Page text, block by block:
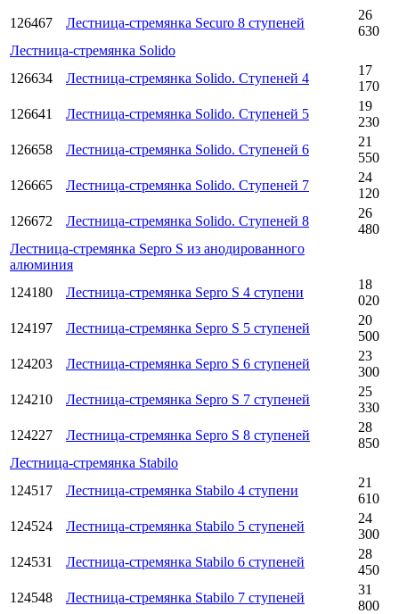
126467
Лестница-стремянка Securo 8 ступеней
26
630
Лестница-стремянка Solido
126634
Лестница-стремянка Solido. Ступеней 4
17
170
126641
Лестница-стремянка Solido. Ступеней 5
19
230
126658
Лестница-стремянка Solido. Ступеней 6
21
550
126665
Лестница-стремянка Solido. Ступеней 7
24
120
126672
Лестница-стремянка Solido. Ступеней 8
26
480
Лестница-стремянка Sepro S из анодированного
алюминия
124180
Лестница-стремянка Sepro S 4 ступени
18
020
124197
Лестница-стремянка Sepro S 5 ступеней
20
500
124203
Лестница-стремянка Sepro S 6 ступеней
23
300
124210
Лестница-стремянка Sepro S 7 ступеней
25
330
124227
Лестница-стремянка Sepro S 8 ступеней
28
850
Лестница-стремянка Stabilo
124517
Лестница-стремянка Stabilo 4 ступени
21
610
124524
Лестница-стремянка Stabilo 5 ступеней
24
300
124531
Лестница-стремянка Stabilo 6 ступеней
28
450
124548
Лестница-стремянка Stabilo 7 ступеней
31
800